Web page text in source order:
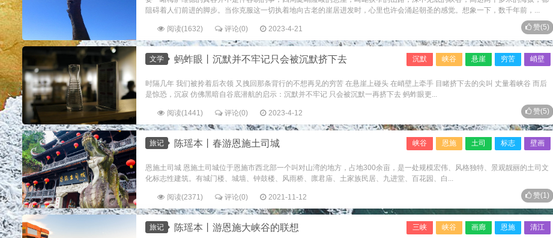
阻碍着人们前进的脚步。当你克服这一切执着地向古老的崖居进发时，心里也许会涌起朝圣的感觉。想象一下，数千年前，...
阅读(1632) 评论(0) 2023-4-21 赞(5)
文学 沉默 峡谷 悬崖 穷苦 峭壁
蚂蚱眼丨沉默并不牢记只会被沉默挤下去
时隔几年 我们被拎着后衣领 又拽回那条背行的不想再见的穷苦 在悬崖上碰头 在峭壁上牵手 目睹挤下去的尖叫 丈量着峡谷 而后
是惊恐，沉寂 仿佛黑暗自谷底潜航的启示：沉默并不牢记 只会被沉默一再挤下去 蚂蚱眼更...
阅读(1441) 评论(0) 2023-4-12 赞(5)
旅记 峡谷 恩施 土司 标志 壁画
陈瑶本丨春游恩施土司城
恩施土司城 恩施土司城位于恩施市西北部一个叫对山湾的地方，占地300余亩，是一处规模宏伟、风格独特、景观靓丽的土司文
化标志性建筑。有城门楼、城墙、钟鼓楼、风雨桥、廪君庙、土家族民居、九进堂、百花园、白...
阅读(2371) 评论(0) 2021-11-12 赞(1)
旅记 三峡 峡谷 画廊 恩施 清江
陈瑶本丨游恩施大峡谷的联想